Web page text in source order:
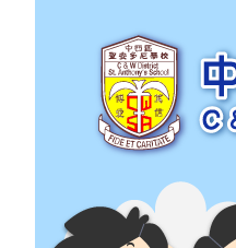
校慶活動
管理與組織
校風及學生支援